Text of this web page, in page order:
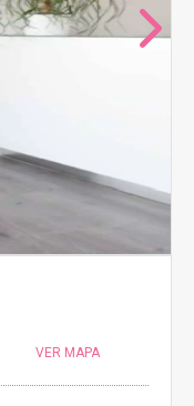
VER MAPA